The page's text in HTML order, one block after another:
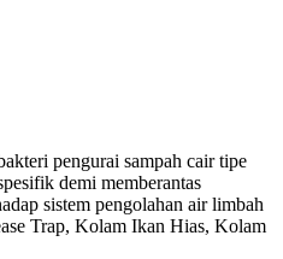
pengurai sampah cair tipe
demi memberantas
sistem pengolahan air limbah
Trap, Kolam Ikan Hias, Kolam